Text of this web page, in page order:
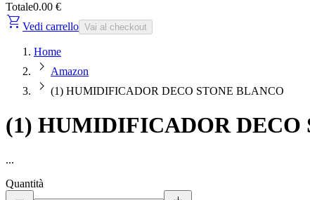
Totale0.00 €
shopping_cart Vedi carrello Vai al checkout
Home
chevron_right Amazon
chevron_right (1) HUMIDIFICADOR DECO STONE BLANCO
(1) HUMIDIFICADOR DECO
...
Quantità